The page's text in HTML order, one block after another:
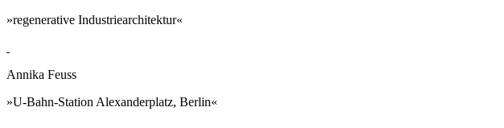
»regenerative Industriearchitektur«
Annika Feuss
»U-Bahn-Station Alexanderplatz, Berlin«